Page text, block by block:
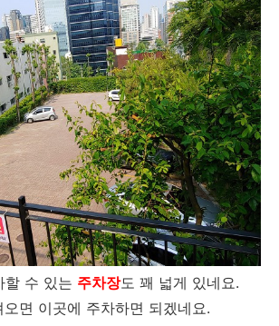
할 수 있는 주차장도 꽤 넓게 있네요.
오면 이곳에 주차하면 되겠네요.